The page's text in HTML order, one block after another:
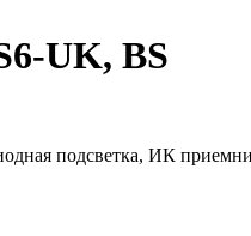
UK, BS
подсветка, ИК